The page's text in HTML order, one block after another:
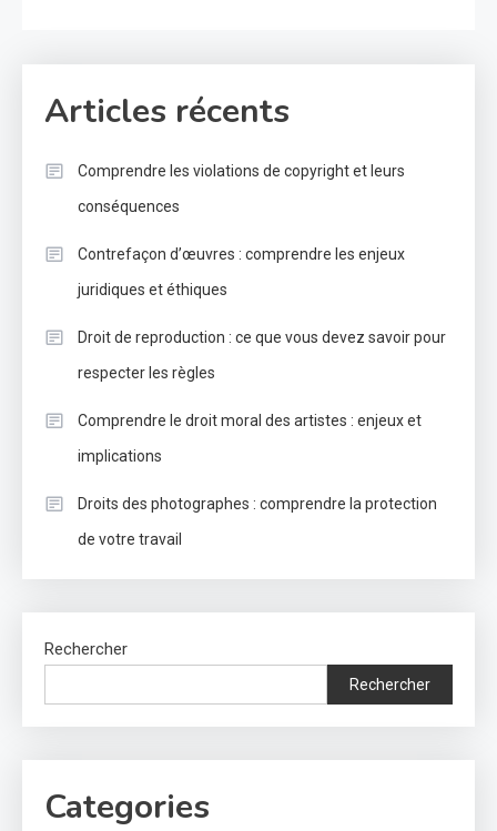
Articles récents
Comprendre les violations de copyright et leurs
conséquences
Contrefaçon d’œuvres : comprendre les enjeux
juridiques et éthiques
Droit de reproduction : ce que vous devez savoir pour
respecter les règles
Comprendre le droit moral des artistes : enjeux et
implications
Droits des photographes : comprendre la protection
de votre travail
Rechercher
Rechercher
Categories